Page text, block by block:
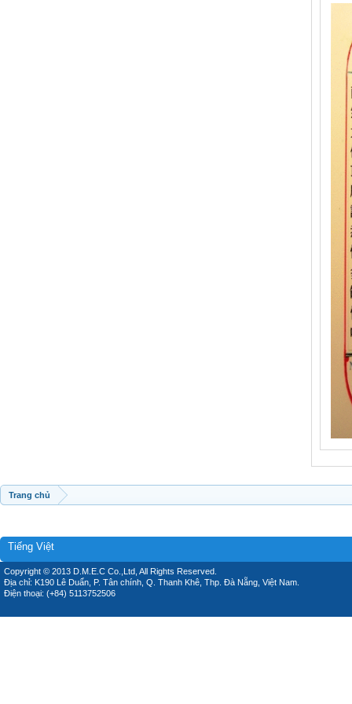
Trang chủ
Tiếng Việt
Copyright © 2013 D.M.E.C Co.,Ltd, All Rights Reserved.
Địa chỉ: K190 Lê Duẩn, P. Tân chính, Q. Thanh Khê, Thp. Đà Nẵng, Việt Nam.
Điện thoại: (+84) 5113752506